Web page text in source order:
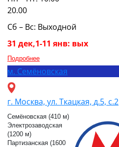
20.00
Сб – Вс: Выходной
31 дек,1-11 янв: вых
Подробнее
м. Семёновская
г. Москва, ул. Ткацкая, д.5, с.2
Семёновская (410 м)
Электрозаводская
(1200 м)
Партизанская (1600